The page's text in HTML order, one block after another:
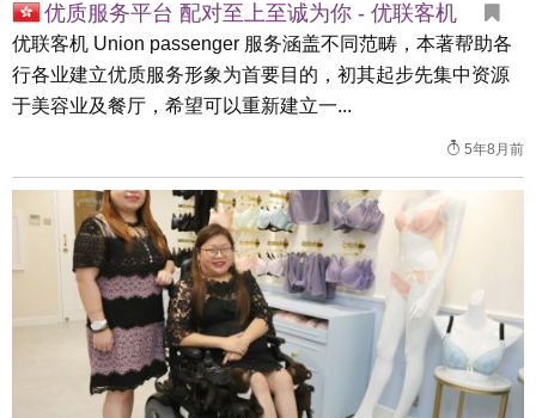
优质服务平台 配对至上至诚为你 - 优联客机
优联客机 Union passenger 服务涵盖不同范畴，本著帮助各
行各业建立优质服务形象为首要目的，初其起步先集中资源
于美容业及餐厅，希望可以重新建立一...
5年8月前